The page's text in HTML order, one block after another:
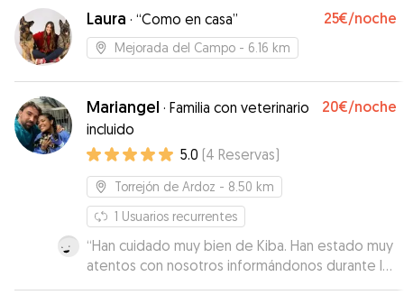
Laura · “Como en casa” 25€/noche
Mejorada del Campo - 6.16 km
Mariangel · Familia con veterinario
incluido
20€/noche
5.0 (4 Reservas)
Torrejón de Ardoz - 8.50 km
1 Usuarios recurrentes
“Han cuidado muy bien de Kiba. Han estado muy
atentos con nosotros informándonos durante la
estancia y han sabido manejarlo